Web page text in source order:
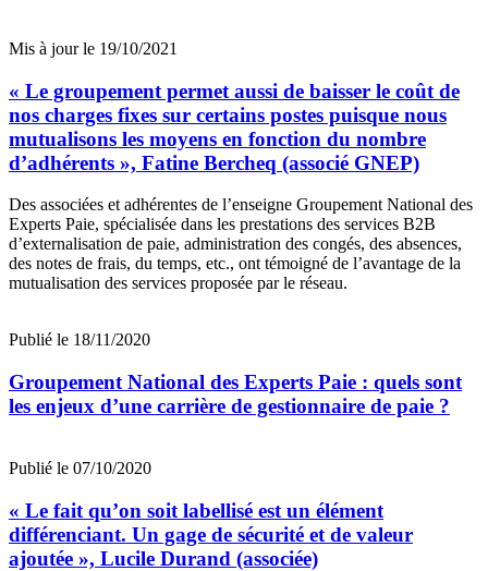
Mis à jour le 19/10/2021
« Le groupement permet aussi de baisser le coût de
nos charges fixes sur certains postes puisque nous
mutualisons les moyens en fonction du nombre
d’adhérents », Fatine Bercheq (associé GNEP)
Des associées et adhérentes de l’enseigne Groupement National des
Experts Paie, spécialisée dans les prestations des services B2B
d’externalisation de paie, administration des congés, des absences,
des notes de frais, du temps, etc., ont témoigné de l’avantage de la
mutualisation des services proposée par le réseau.
Publié le 18/11/2020
Groupement National des Experts Paie : quels sont
les enjeux d’une carrière de gestionnaire de paie ?
Publié le 07/10/2020
« Le fait qu’on soit labellisé est un élément
différenciant. Un gage de sécurité et de valeur
ajoutée », Lucile Durand (associée)